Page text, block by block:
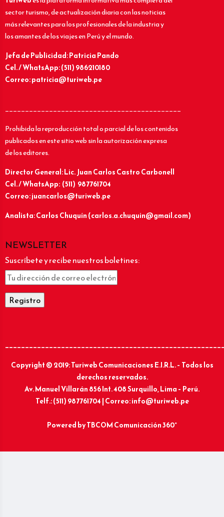
sector turismo, de actualización diaria con las noticias
más relevantes para los profesionales de la industria y
los amantes de los viajes en Perú y el mundo.
Jefa de Publicidad: Patricia Pando
Cel. / WhatsApp: (511) 986210180
Correo: patricia@turiweb.pe
____________________________________________
Prohibida la reproducción total o parcial de los contenidos
publicados en este sitio web sin la autorización expresa
de los editores.
Director General: Lic.Juan Carlos Castro Carbonell
Cel. / WhatsApp: (511) 987761704
Correo: juancarlos@turiweb.pe
Analista: Carlos Chuquín (carlos.a.chuquin@gmail.com)
NEWSLETTER
Suscríbete y recibe nuestros boletines:
Copyright © 2019: Turiweb Comunicaciones E.I.R.L. – Todos los
derechos reservados.
Av. Manuel Villarán 856 Int. 408 Surquillo, Lima – Perú.
Telf.: (511) 987761704 | Correo: info@turiweb.pe
Powered byTBCOM Comunicación 360°